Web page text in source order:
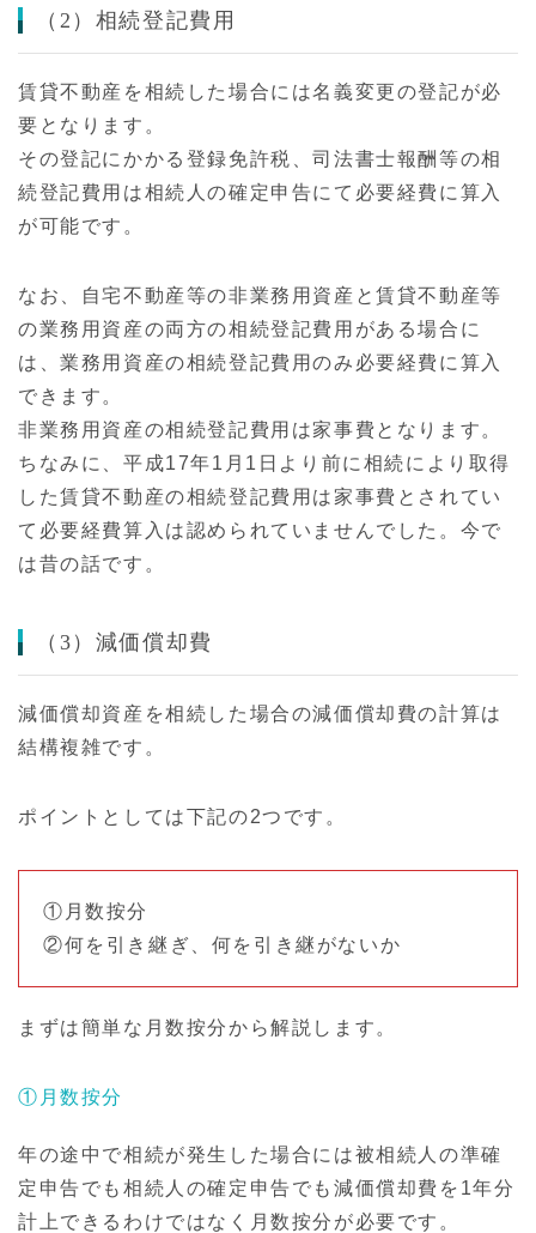
（2）相続登記費用
賃貸不動産を相続した場合には名義変更の登記が必
要となります。
その登記にかかる登録免許税、司法書士報酬等の相
続登記費用は相続人の確定申告にて必要経費に算入
が可能です。
なお、自宅不動産等の非業務用資産と賃貸不動産等
の業務用資産の両方の相続登記費用がある場合に
は、業務用資産の相続登記費用のみ必要経費に算入
できます。
非業務用資産の相続登記費用は家事費となります。
ちなみに、平成17年1月1日より前に相続により取得
した賃貸不動産の相続登記費用は家事費とされてい
て必要経費算入は認められていませんでした。今で
は昔の話です。
（3）減価償却費
減価償却資産を相続した場合の減価償却費の計算は
結構複雑です。
ポイントとしては下記の2つです。
①月数按分
②何を引き継ぎ、何を引き継がないか
まずは簡単な月数按分から解説します。
①月数按分
年の途中で相続が発生した場合には被相続人の準確
定申告でも相続人の確定申告でも減価償却費を1年分
計上できるわけではなく月数按分が必要です。